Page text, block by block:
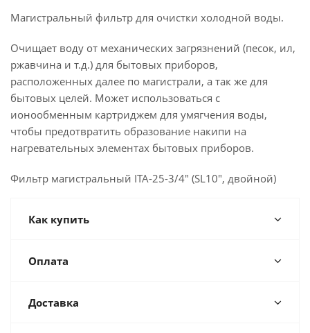
Магистральный фильтр для очистки холодной воды.
Очищает воду от механических загрязнений (песок, ил,
ржавчина и т.д.) для бытовых приборов,
расположенных далее по магистрали, а так же для
бытовых целей. Может использоваться с
ионообменным картриджем для умягчения воды,
чтобы предотвратить образование накипи на
нагревательных элементах бытовых приборов.
Фильтр магистральный ITA-25-3/4" (SL10", двойной)
Как купить
Оплата
Доставка